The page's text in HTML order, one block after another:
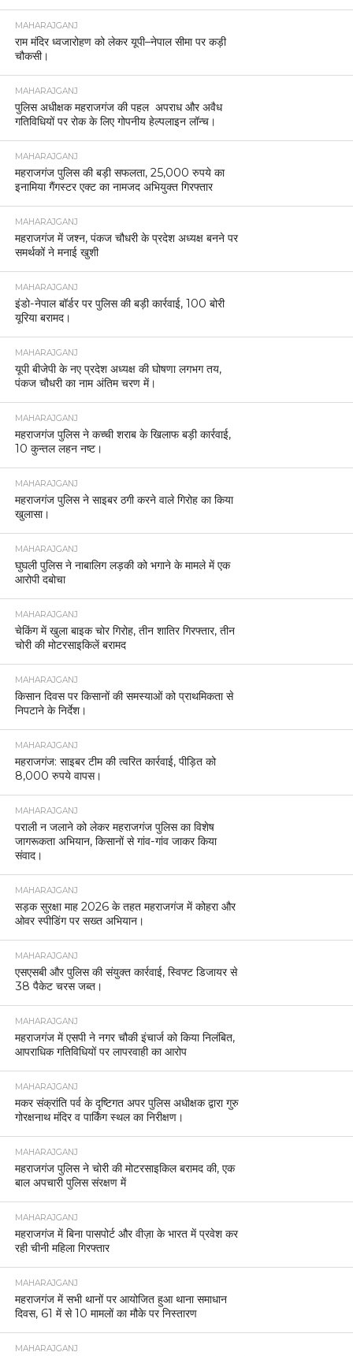
MAHARAJGANJ
राम मंदिर ध्वजारोहण को लेकर यूपी–नेपाल सीमा पर कड़ी
चौकसी।
MAHARAJGANJ
पुलिस अधीक्षक महराजगंज की पहल अपराध और अवैध
गतिविधियों पर रोक के लिए गोपनीय हेल्पलाइन लॉन्च।
MAHARAJGANJ
महराजगंज पुलिस की बड़ी सफलता, 25,000 रुपये का
इनामिया गैंगस्टर एक्ट का नामजद अभियुक्त गिरफ्तार
MAHARAJGANJ
महराजगंज में जश्न, पंकज चौधरी के प्रदेश अध्यक्ष बनने पर
समर्थकों ने मनाई खुशी
MAHARAJGANJ
इंडो-नेपाल बॉर्डर पर पुलिस की बड़ी कार्रवाई, 100 बोरी
यूरिया बरामद।
MAHARAJGANJ
यूपी बीजेपी के नए प्रदेश अध्यक्ष की घोषणा लगभग तय,
पंकज चौधरी का नाम अंतिम चरण में।
MAHARAJGANJ
महराजगंज पुलिस ने कच्ची शराब के खिलाफ बड़ी कार्रवाई,
10 कुन्तल लहन नष्ट।
MAHARAJGANJ
महराजगंज पुलिस ने साइबर ठगी करने वाले गिरोह का किया
खुलासा।
MAHARAJGANJ
घुघली पुलिस ने नाबालिग लड़की को भगाने के मामले में एक
आरोपी दबोचा
MAHARAJGANJ
चेकिंग में खुला बाइक चोर गिरोह, तीन शातिर गिरफ्तार, तीन
चोरी की मोटरसाइकिलें बरामद
MAHARAJGANJ
किसान दिवस पर किसानों की समस्याओं को प्राथमिकता से
निपटाने के निर्देश।
MAHARAJGANJ
महराजगंज: साइबर टीम की त्वरित कार्रवाई, पीड़ित को
8,000 रुपये वापस।
MAHARAJGANJ
पराली न जलाने को लेकर महराजगंज पुलिस का विशेष
जागरूकता अभियान, किसानों से गांव-गांव जाकर किया
संवाद।
MAHARAJGANJ
सड़क सुरक्षा माह 2026 के तहत महराजगंज में कोहरा और
ओवर स्पीडिंग पर सख्त अभियान।
MAHARAJGANJ
एसएसबी और पुलिस की संयुक्त कार्रवाई, स्विफ्ट डिजायर से
38 पैकेट चरस जब्त।
MAHARAJGANJ
महराजगंज में एसपी ने नगर चौकी इंचार्ज को किया निलंबित,
आपराधिक गतिविधियों पर लापरवाही का आरोप
MAHARAJGANJ
मकर संक्रांति पर्व के दृष्टिगत अपर पुलिस अधीक्षक द्वारा गुरु
गोरक्षनाथ मंदिर व पार्किंग स्थल का निरीक्षण।
MAHARAJGANJ
महराजगंज पुलिस ने चोरी की मोटरसाइकिल बरामद की, एक
बाल अपचारी पुलिस संरक्षण में
MAHARAJGANJ
महराजगंज में बिना पासपोर्ट और वीज़ा के भारत में प्रवेश कर
रही चीनी महिला गिरफ्तार
MAHARAJGANJ
महराजगंज में सभी थानों पर आयोजित हुआ थाना समाधान
दिवस, 61 में से 10 मामलों का मौके पर निस्तारण
MAHARAJGANJ